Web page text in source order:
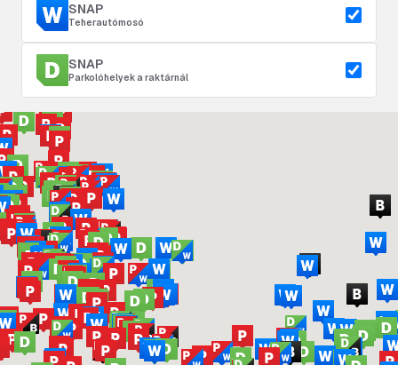
SNAP
Teherautómosó
SNAP
Parkolóhelyek a raktárnál